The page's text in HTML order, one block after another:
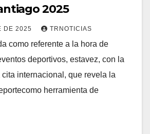
2025
DE 2025 TRNOTICIAS
como referente a la hora de
deportivos, estavez, con la
internacional, que revela la
herramienta de